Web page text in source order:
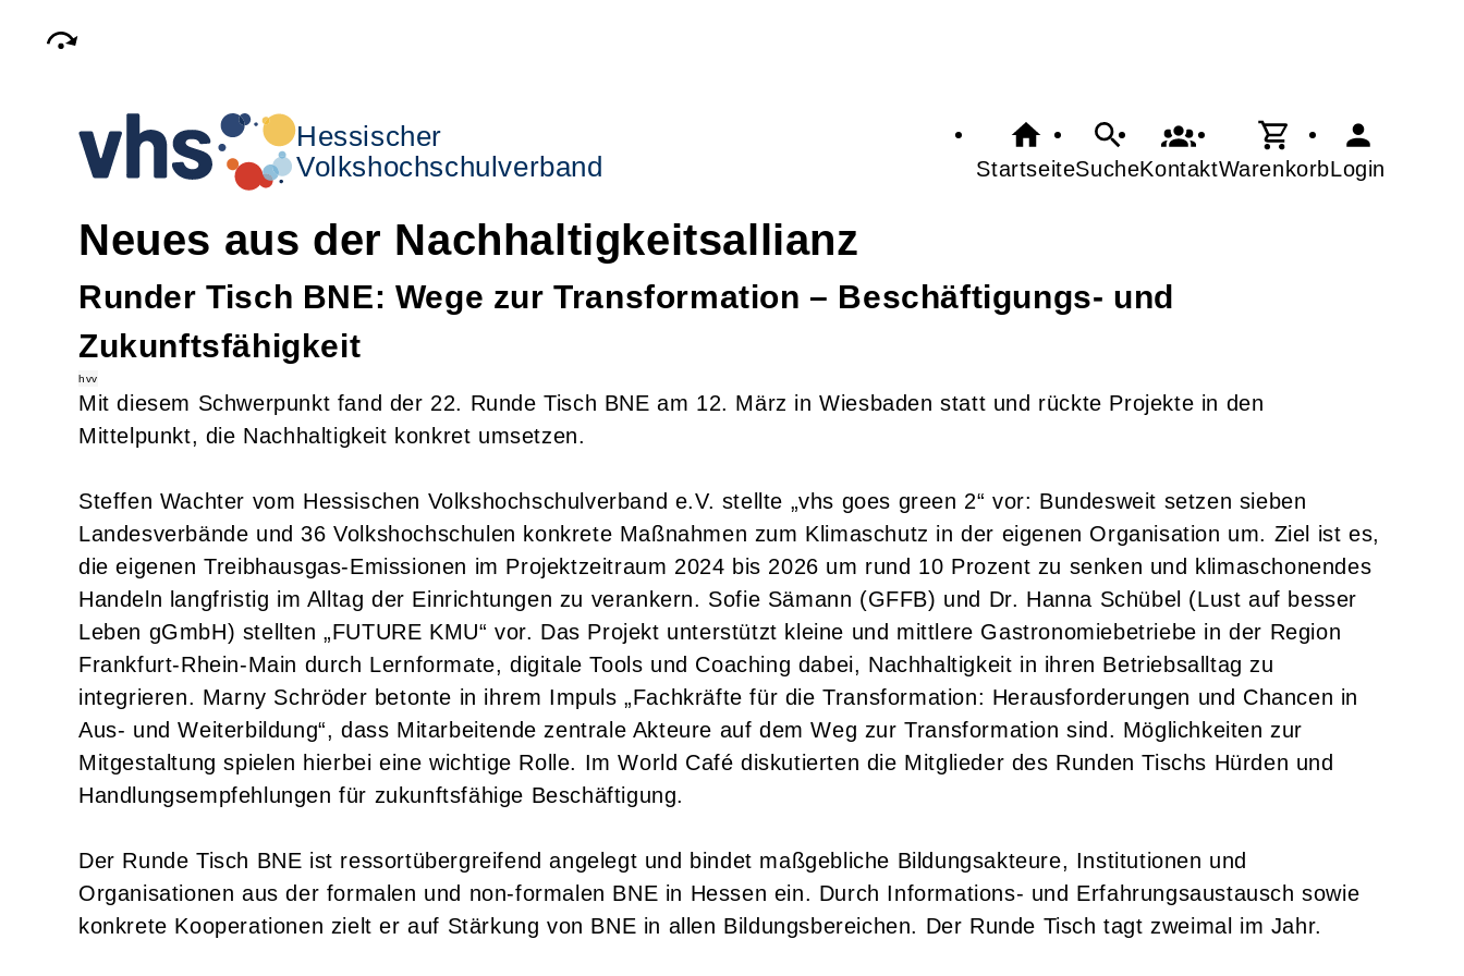
Hessischer
Volkshochschulverband
StartseiteSucheKontaktWarenkorbLogin
Neues aus der Nachhaltigkeitsallianz
Runder Tisch BNE: Wege zur Transformation – Beschäftigungs- und
Zukunftsfähigkeit
hvv
Mit diesem Schwerpunkt fand der 22. Runde Tisch BNE am 12. März in Wiesbaden statt und rückte Projekte in den
Mittelpunkt, die Nachhaltigkeit konkret umsetzen.
Steffen Wachter vom Hessischen Volkshochschulverband e.V. stellte „vhs goes green 2“ vor: Bundesweit setzen sieben
Landesverbände und 36 Volkshochschulen konkrete Maßnahmen zum Klimaschutz in der eigenen Organisation um. Ziel ist es,
die eigenen Treibhausgas-Emissionen im Projektzeitraum 2024 bis 2026 um rund 10 Prozent zu senken und klimaschonendes
Handeln langfristig im Alltag der Einrichtungen zu verankern. Sofie Sämann (GFFB) und Dr. Hanna Schübel (Lust auf besser
Leben gGmbH) stellten „FUTURE KMU“ vor. Das Projekt unterstützt kleine und mittlere Gastronomiebetriebe in der Region
Frankfurt-Rhein-Main durch Lernformate, digitale Tools und Coaching dabei, Nachhaltigkeit in ihren Betriebsalltag zu
integrieren. Marny Schröder betonte in ihrem Impuls „Fachkräfte für die Transformation: Herausforderungen und Chancen in
Aus- und Weiterbildung“, dass Mitarbeitende zentrale Akteure auf dem Weg zur Transformation sind. Möglichkeiten zur
Mitgestaltung spielen hierbei eine wichtige Rolle. Im World Café diskutierten die Mitglieder des Runden Tischs Hürden und
Handlungsempfehlungen für zukunftsfähige Beschäftigung.
Der Runde Tisch BNE ist ressortübergreifend angelegt und bindet maßgebliche Bildungsakteure, Institutionen und
Organisationen aus der formalen und non-formalen BNE in Hessen ein. Durch Informations- und Erfahrungsaustausch sowie
konkrete Kooperationen zielt er auf Stärkung von BNE in allen Bildungsbereichen. Der Runde Tisch tagt zweimal im Jahr.